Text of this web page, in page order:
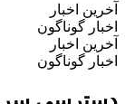
اخبار
گوناگون
اخبار
گوناگون